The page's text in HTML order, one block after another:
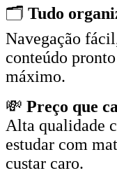
🗂️ Tudo
Navegação
conteúdo
máximo.
💸 Preço que
Alta qualidade
estudar com
custar caro.